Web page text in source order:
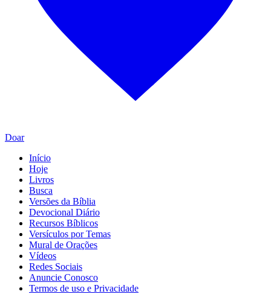
Doar
Início
Hoje
Livros
Busca
Versões da Bíblia
Devocional Diário
Recursos Bíblicos
Versículos por Temas
Mural de Orações
Vídeos
Redes Sociais
Anuncie Conosco
Termos de uso e Privacidade